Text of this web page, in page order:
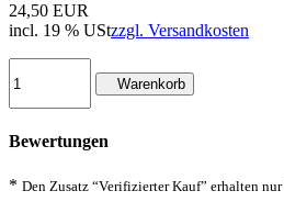
24,50 EUR
incl. 19 % UStzzgl. Versandkosten
Warenkorb
Bewertungen
* Den Zusatz “Verifizierter Kauf” erhalten